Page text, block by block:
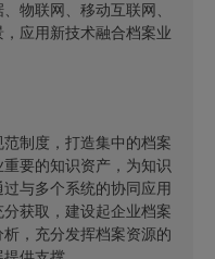
物联网、移动互联网、
应用新技术融合档案业
制度，打造集中的档案
要的知识资产，为知识
与多个系统的协同应用
获取，建设起企业档案
，充分发挥档案资源的